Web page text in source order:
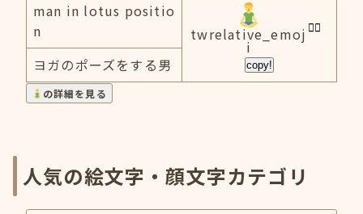
man in lotus positio
n
twrelative_emoj
i
copy!
ヨガのポーズをする男
の詳細を見る
人気の絵文字・顔文字カテゴリ